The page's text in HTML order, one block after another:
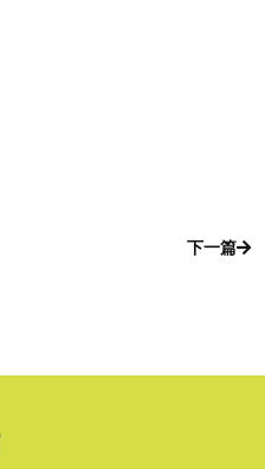
下一篇